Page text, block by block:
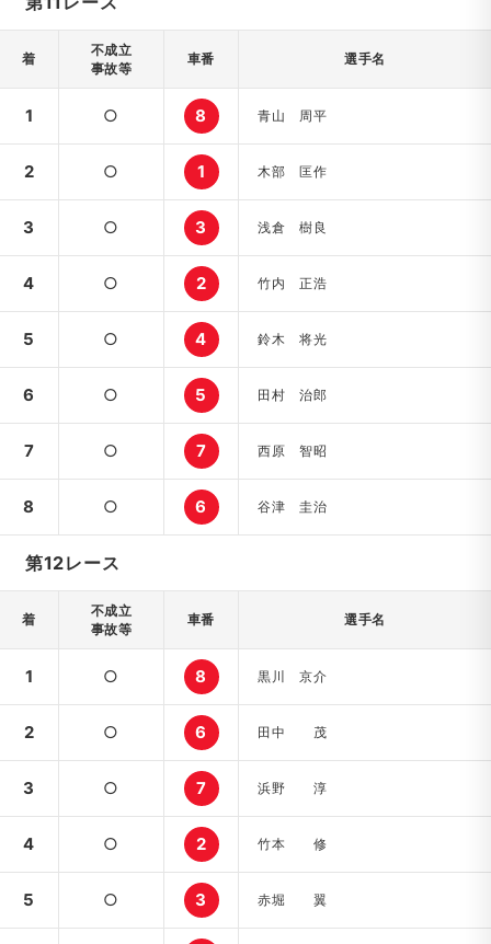
着
不成立
事故等
車番 選手名
1 ○ 8 青山 周平
2 ○ 1 木部 匡作
3 ○ 3 浅倉 樹良
4 ○ 2 竹内 正浩
5 ○ 4 鈴木 将光
6 ○ 5 田村 治郎
7 ○ 7 西原 智昭
8 ○ 6 谷津 圭治
第12レース
着
不成立
事故等
車番 選手名
1 ○ 8 黒川 京介
2 ○ 6 田中 茂
3 ○ 7 浜野 淳
4 ○ 2 竹本 修
5 ○ 3 赤堀 翼